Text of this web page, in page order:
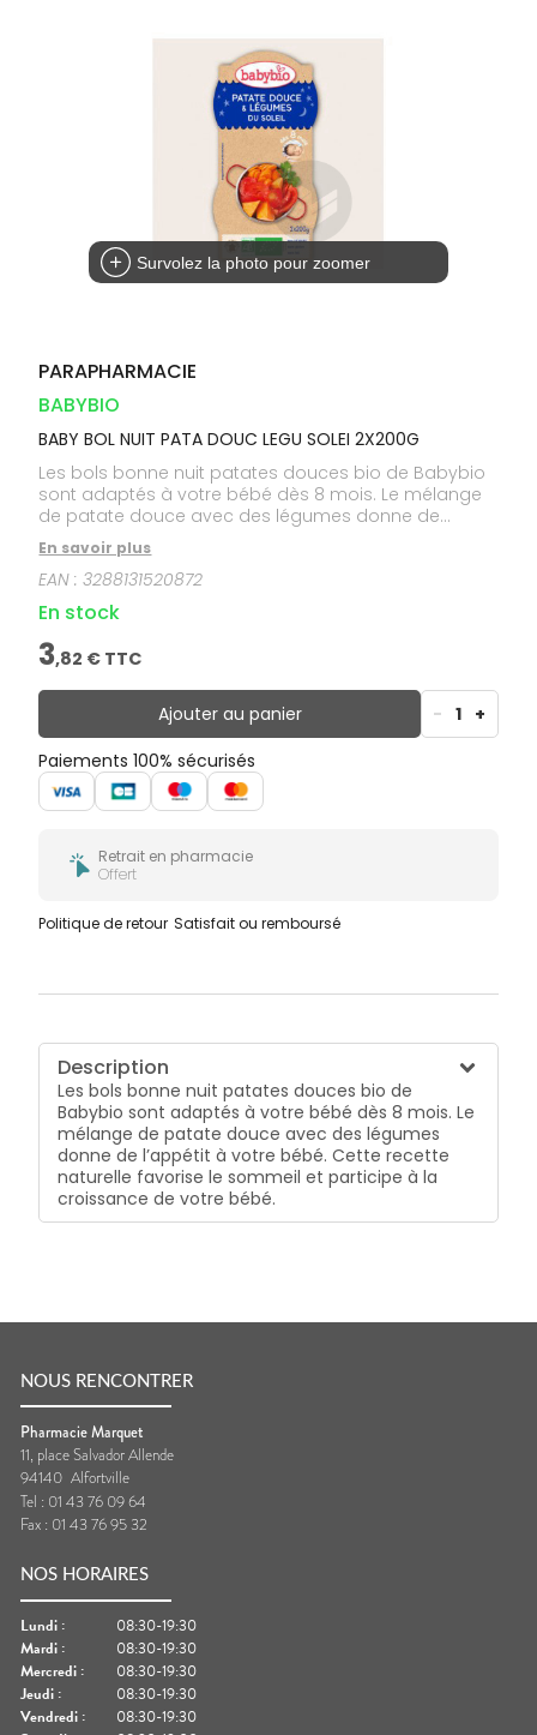
DE SANTÉ
Survolez la photo pour zoomer
PARAPHARMACIE
BABYBIO
BABY BOL NUIT PATA DOUC LEGU SOLEI 2X200G
Les bols bonne nuit patates douces bio de Babybio
sont adaptés à votre bébé dès 8 mois. Le mélange
de patate douce avec des légumes donne de
l’appétit à votre bébé. Cette recette naturelle favorise
le sommeil et participe à la croissance de votre
bébé.
En savoir plus
EAN :3288131520872
En stock
3,82 € TTC
Ajouter au panier - 1 +
Paiements 100% sécurisés
Retrait en pharmacie
Offert
Politique de retour Satisfait ou remboursé
Description
Les bols bonne nuit patates douces bio de
Babybio sont adaptés à votre bébé dès 8 mois. Le
mélange de patate douce avec des légumes
donne de l’appétit à votre bébé. Cette recette
naturelle favorise le sommeil et participe à la
croissance de votre bébé.
NOUS RENCONTRER
Pharmacie Marquet
11, place Salvador Allende
94140 Alfortville
Tel : 01 43 76 09 64
Fax : 01 43 76 95 32
NOS HORAIRES
Lundi :
08:30-19:30
Mardi :
08:30-19:30
Mercredi :
08:30-19:30
Jeudi :
08:30-19:30
Vendredi :
08:30-19:30